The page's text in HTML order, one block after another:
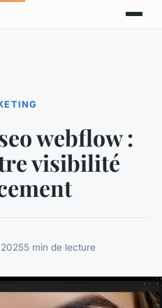
webflow :
visibilité
5 min de lecture